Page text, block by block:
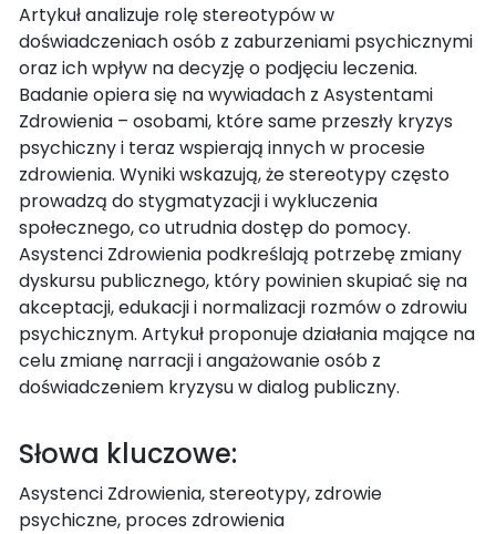
Artykuł analizuje rolę stereotypów w
doświadczeniach osób z zaburzeniami psychicznymi
oraz ich wpływ na decyzję o podjęciu leczenia.
Badanie opiera się na wywiadach z Asystentami
Zdrowienia – osobami, które same przeszły kryzys
psychiczny i teraz wspierają innych w procesie
zdrowienia. Wyniki wskazują, że stereotypy często
prowadzą do stygmatyzacji i wykluczenia
społecznego, co utrudnia dostęp do pomocy.
Asystenci Zdrowienia podkreślają potrzebę zmiany
dyskursu publicznego, który powinien skupiać się na
akceptacji, edukacji i normalizacji rozmów o zdrowiu
psychicznym. Artykuł proponuje działania mające na
celu zmianę narracji i angażowanie osób z
doświadczeniem kryzysu w dialog publiczny.
Słowa kluczowe:
Asystenci Zdrowienia, stereotypy, zdrowie
psychiczne, proces zdrowienia